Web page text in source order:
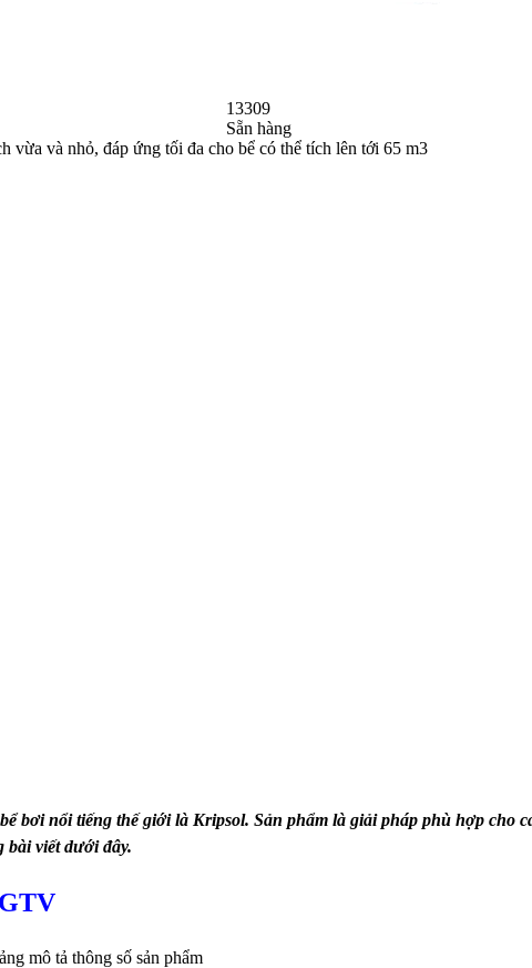
13309
Sẵn hàng
và nhỏ, đáp ứng tối đa cho bể có thể tích lên tới 65 m3
bơi nổi tiếng thế giới là Kripsol. Sản phẩm là giải pháp phù hợp cho
bài viết dưới đây.
mô tả thông số sản phẩm